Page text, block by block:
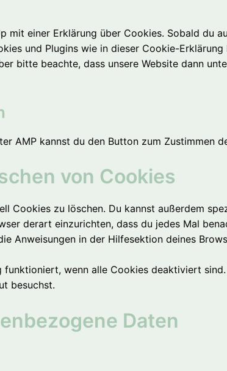
einer Erklärung über Cookies. Sobald du
und Plugins wie in dieser Cookie-Erklärung
bitte beachte, dass unsere Website dann
AMP kannst du den Button zum Zustimmen
von Cookies
Cookies zu löschen. Du kannst außerdem
derart einzurichten, dass du jedes Mal
Anweisungen in der Hilfesektion deines
wenn alle Cookies deaktiviert
besuchst.
Daten